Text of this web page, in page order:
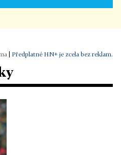
Předplatné HN+ je zcela bez reklam.